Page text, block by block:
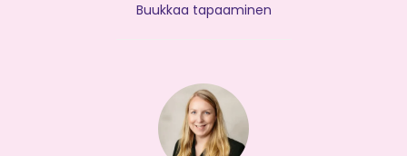
Buukkaa tapaaminen